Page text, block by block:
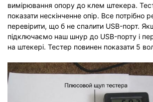
вимірювання опору до клем штекера.
показати нескінченне опір. Все потрібно
перевірити, що б не спалити USB-порт.
підключаємо наш шнур до USB-порту і
на штекері. Тестер повинен показати 5